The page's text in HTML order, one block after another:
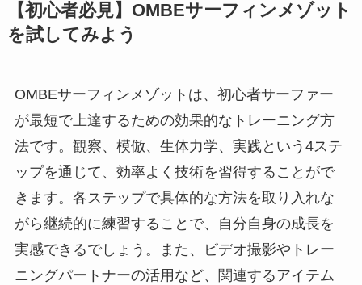
【初心者必見】OMBEサーフィンメゾット
を試してみよう
OMBEサーフィンメゾットは、初心者サーファー
が最短で上達するための効果的なトレーニング方
法です。観察、模倣、生体力学、実践という4ステ
ップを通じて、効率よく技術を習得することがで
きます。各ステップで具体的な方法を取り入れな
がら継続的に練習することで、自分自身の成長を
実感できるでしょう。また、ビデオ撮影やトレー
ニングパートナーの活用など、関連するアイテム